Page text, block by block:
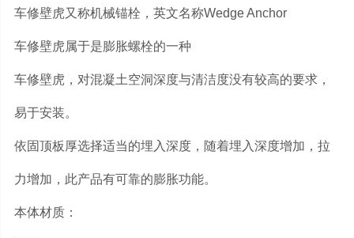
车修壁虎又称机械锚栓，英文名称Wedge Anchor
车修壁虎属于是膨胀螺栓的一种
车修壁虎，对混凝土空洞深度与清洁度没有较高的要求，
易于安装。
依固顶板厚选择适当的埋入深度，随着埋入深度增加，拉
力增加，此产品有可靠的膨胀功能。
本体材质：